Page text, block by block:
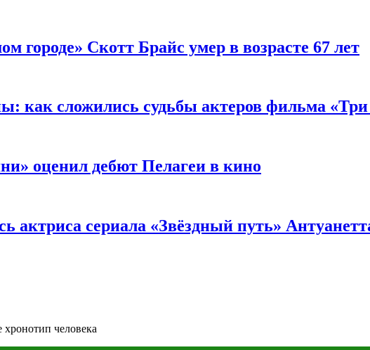
городе» Скотт Брайс умер в возрасте 67 лет
как сложились судьбы актеров фильма
оценил дебют Пелагеи в кино
актриса сериала «Звёздный путь»
человека